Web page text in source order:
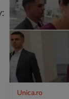
Unica.ro